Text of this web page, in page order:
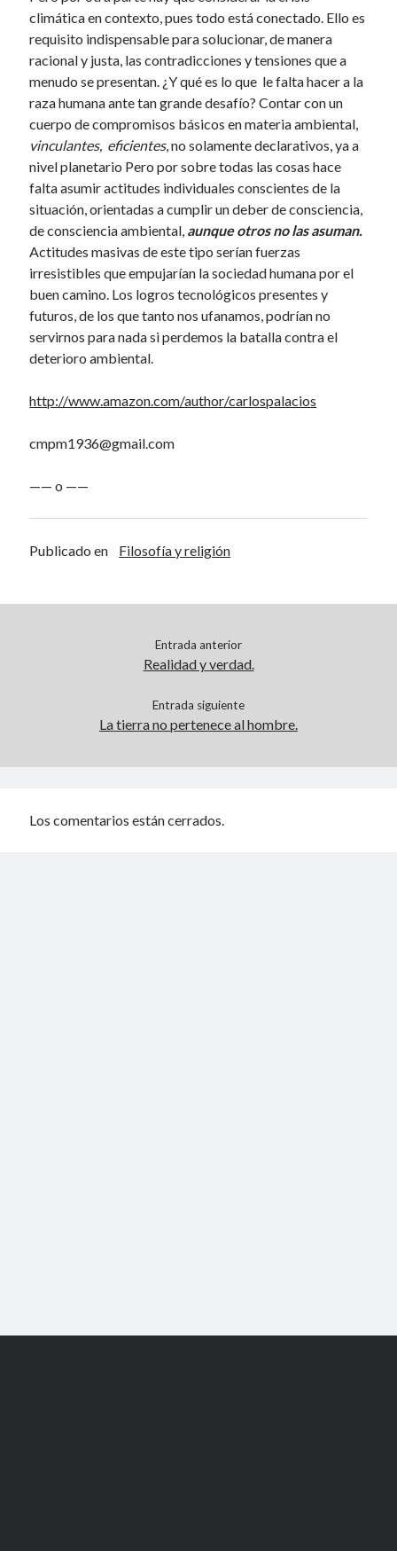
climática en contexto, pues todo está conectado. Ello es
requisito indispensable para solucionar, de manera
racional y justa, las contradicciones y tensiones que a
menudo se presentan. ¿Y qué es lo que le falta hacer a la
raza humana ante tan grande desafío? Contar con un
cuerpo de compromisos básicos en materia ambiental,
vinculantes, eficientes, no solamente declarativos, ya a
nivel planetario Pero por sobre todas las cosas hace
falta asumir actitudes individuales conscientes de la
situación, orientadas a cumplir un deber de consciencia,
de consciencia ambiental, aunque otros no las asuman.
Actitudes masivas de este tipo serían fuerzas
irresistibles que empujarían la sociedad humana por el
buen camino. Los logros tecnológicos presentes y
futuros, de los que tanto nos ufanamos, podrían no
servirnos para nada si perdemos la batalla contra el
deterioro ambiental.
http://www.amazon.com/author/carlospalacios
cmpm1936@gmail.com
—— o ——
Publicado en Filosofía y religión
Entrada anterior
Realidad y verdad.
Entrada siguiente
La tierra no pertenece al hombre.
Los comentarios están cerrados.